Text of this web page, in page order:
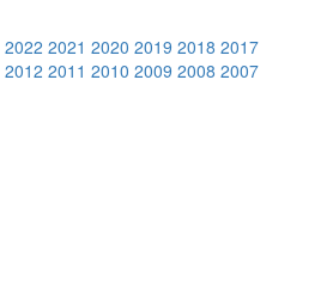
2022 2021 2020 2019 2018 2017
2012 2011 2010 2009 2008 2007